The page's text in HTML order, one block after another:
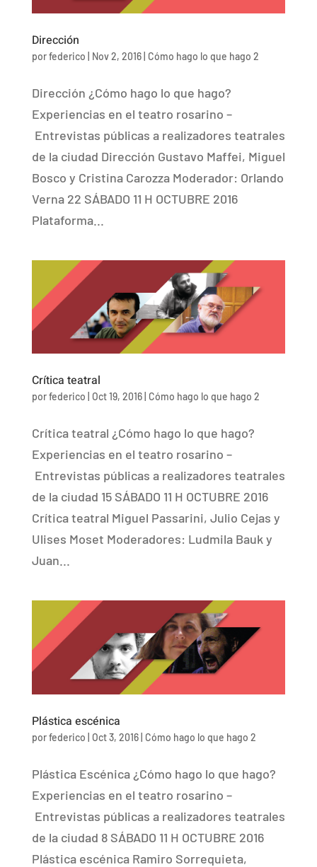
Dirección
porfederico Nov 2, 2016| Cómo hago lo que hago 2
Dirección ¿Cómo hago lo que hago?
Experiencias en el teatro rosarino –
Entrevistas públicas a realizadores teatrales
de la ciudad Dirección Gustavo Maffei, Miguel
Bosco y Cristina Carozza Moderador: Orlando
Verna 22 SÁBADO 11 H OCTUBRE 2016
Plataforma...
Crítica teatral
porfederico Oct 19, 2016| Cómo hago lo que hago 2
Crítica teatral ¿Cómo hago lo que hago?
Experiencias en el teatro rosarino –
Entrevistas públicas a realizadores teatrales
de la ciudad 15 SÁBADO 11 H OCTUBRE 2016
Crítica teatral Miguel Passarini, Julio Cejas y
Ulises Moset Moderadores: Ludmila Bauk y
Juan...
Plástica escénica
porfederico Oct 3, 2016| Cómo hago lo que hago 2
Plástica Escénica ¿Cómo hago lo que hago?
Experiencias en el teatro rosarino –
Entrevistas públicas a realizadores teatrales
de la ciudad 8 SÁBADO 11 H OCTUBRE 2016
Plástica escénica Ramiro Sorrequieta,